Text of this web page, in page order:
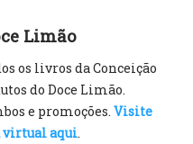
Limão
os livros da Conceição
do Doce Limão.
e promoções. Visite
virtual aqui.